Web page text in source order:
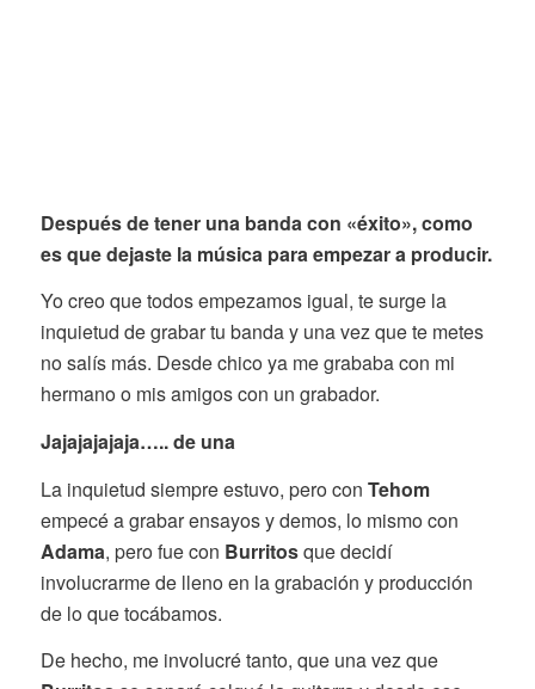
Despuésde tener una banda con «éxito», como
es que dejaste la música para empezar a producir.
Yo creo que todos empezamos igual, te surge la
inquietud de grabar tu banda y una vez que te metes
no salís más. Desde chico ya me grababa con mi
hermano o mis amigos con un grabador.
Jajajajajaja….. de una
La inquietud siempre estuvo, pero con Tehom
empecé a grabar ensayos y demos, lo mismo con
Adama, pero fue con Burritosque decidí
involucrarme de lleno en la grabación y producción
de lo que tocábamos.
De hecho, me involucré tanto, que una vez que